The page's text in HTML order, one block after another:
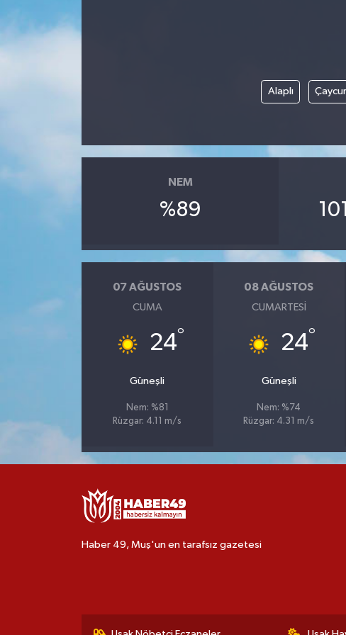
Alaplı
NEM
%89
07 AĞUSTOS
CUMA
24°
Güneşli
Nem: %81
Rüzgar: 4.11 m/s
08 AĞUSTOS
CUMARTESI
24°
Güneşli
Nem: %74
Rüzgar: 4.31 m/s
Haber 49, Muş'un en tarafsız gazetesi
Siyaset